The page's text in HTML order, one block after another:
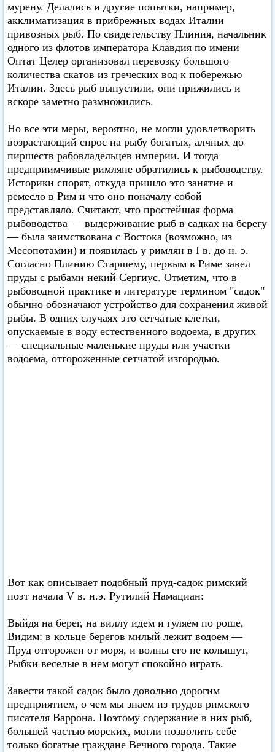
мурену. Делались и другие попытки, например,
акклиматизация в прибрежных водах Италии
привозных рыб. По свидетельству Плиния, начальник
одного из флотов императора Клавдия по имени
Оптат Целер организовал перевозку большого
количества скатов из греческих вод к побережью
Италии. Здесь рыб выпустили, они прижились и
вскоре заметно размножились.
Но все эти меры, вероятно, не могли удовлетворить
возрастающий спрос на рыбу богатых, алчных до
пиршеств рабовладельцев империи. И тогда
предприимчивые римляне обратились к рыбоводству.
Историки спорят, откуда пришло это занятие и
ремесло в Рим и что оно поначалу собой
представляло. Считают, что простейшая форма
рыбоводства — выдерживание рыб в садках на берегу
— была заимствована с Востока (возможно, из
Месопотамии) и появилась у римлян в I в. до н. э.
Согласно Плинию Старшему, первым в Риме завел
пруды с рыбами некий Сергиус. Отметим, что в
рыбоводной практике и литературе термином "садок"
обычно обозначают устройство для сохранения живой
рыбы. В одних случаях это сетчатые клетки,
опускаемые в воду естественного водоема, в других
— специальные маленькие пруды или участки
водоема, отгороженные сетчатой изгородью.
Вот как описывает подобный пруд-садок римский
поэт начала V в. н.э. Рутилий Намациан:
Выйдя на берег, на виллу идем и гуляем по роше,
Видим: в кольце берегов милый лежит водоем —
Пруд отгорожен от моря, и волны его не колышут,
Рыбки веселые в нем могут спокойно играть.
Завести такой садок было довольно дорогим
предприятием, о чем мы знаем из трудов римского
писателя Варрона. Поэтому содержание в них рыб,
большей частью морских, могли позволить себе
только богатые граждане Вечного города. Такие